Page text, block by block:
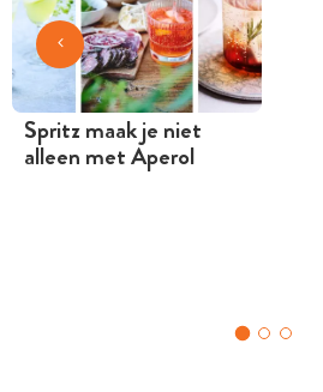
Spritz maak je niet
alleen met Aperol